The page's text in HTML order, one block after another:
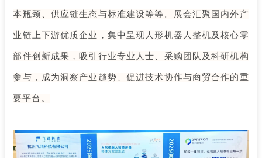
本瓶颈、供应链生态与标准建设等等。展会汇聚国内外产
业链上下游优质企业，集中呈现人形机器人整机及核心零
部件创新成果，吸引行业专业人士、采购团队及科研机构
参与，成为洞察产业趋势、促进技术协作与商贸合作的重
要平台。